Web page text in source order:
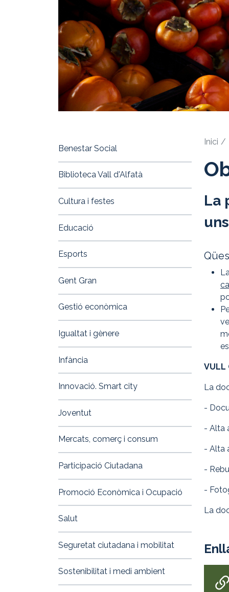
Inici
La
La
VULL
La
-
- Alta
- Alta
-
-
La
Benestar Social
Biblioteca Vall d'Alfatà
Cultura i festes
Educació
Esports
Gent Gran
Gestió econòmica
Igualtat i gènere
Infància
Innovació. Smart city
Joventut
Mercats, comerç i consum
Participació Ciutadana
Promoció Econòmica i Ocupació
Salut
Seguretat ciutadana i mobilitat
Sostenibilitat i medi ambient